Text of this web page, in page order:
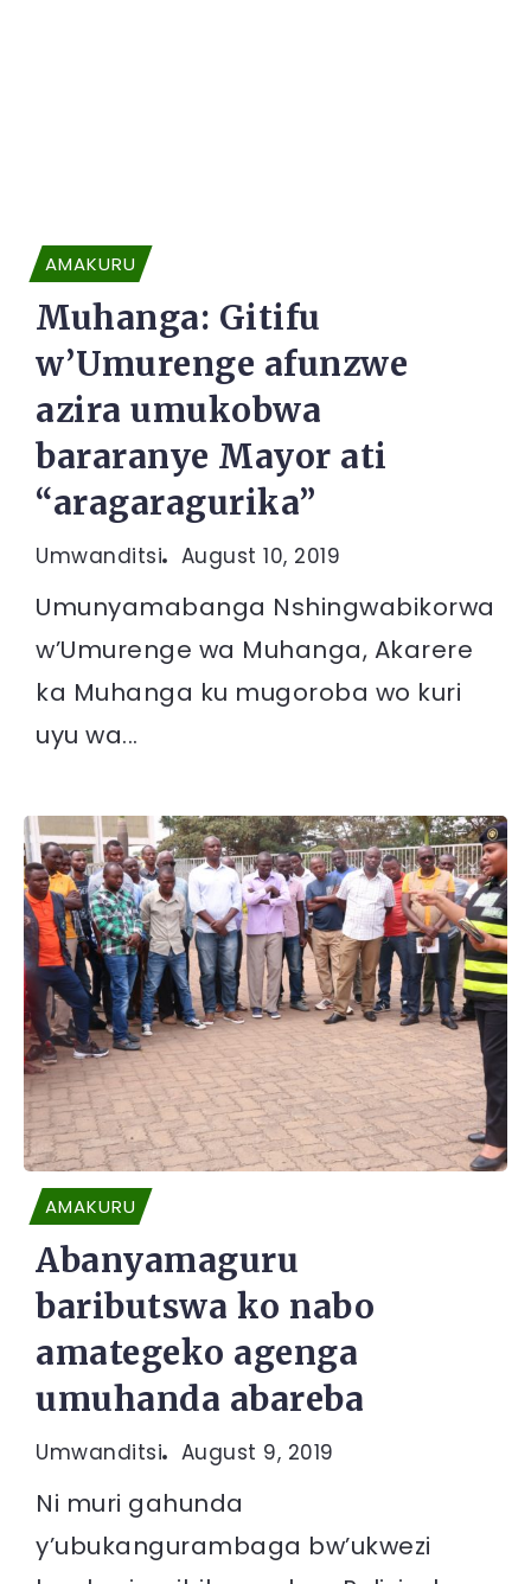
AMAKURU
Muhanga: Gitifu
w’Umurenge afunzwe
azira umukobwa
bararanye Mayor ati
“aragaragurika”
Umwanditsi August 10, 2019
Umunyamabanga Nshingwabikorwa
w’Umurenge wa Muhanga, Akarere
ka Muhanga ku mugoroba wo kuri
uyu wa...
AMAKURU
Abanyamaguru
baributswa ko nabo
amategeko agenga
umuhanda abareba
Umwanditsi August 9, 2019
Ni muri gahunda
y’ubukangurambaga bw’ukwezi